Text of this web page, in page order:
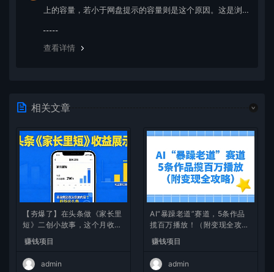
上的容量，若小于网盘提示的容量则是这个原因。这是浏
查看详情
相关文章
【夯爆了】在头条做《家长里
短》二创小故事，这个月收益
2w+
赚钱项目
admin
AI“暴躁老道”赛道，5条作品
揽百万播放！（附变现全攻
略）
赚钱项目
admin